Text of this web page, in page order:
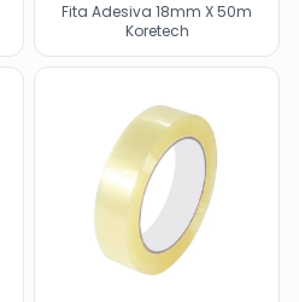
Fita Adesiva 18mm X 50m
Koretech